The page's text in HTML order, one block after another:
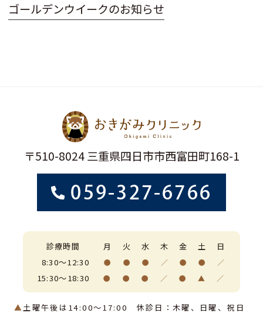
ゴールデンウイークのお知らせ
〒510-8024 三重県四日市市西富田町168-1
059-327-6766
診療時間 月 火 水 木 金 土
日
8:30～12:30
● ● ● ／ ● ● ／
15:30～18:30 ● ● ● ／ ● ▲ ／
▲ 土曜午後は14:00～17:00 休診日：木曜、日曜、祝日